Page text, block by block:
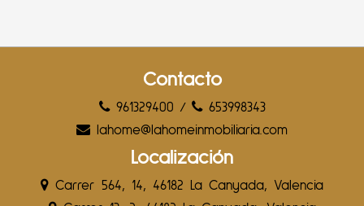
Contacto
961329400 /
653998343
lahome@lahomeinmobiliaria.com
Localización
Carrer 564, 14, 46182 La Canyada, Valencia